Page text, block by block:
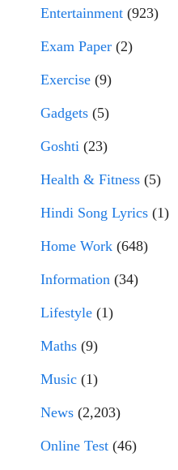
Entertainment (923)
Exam Paper (2)
Exercise (9)
Gadgets (5)
Goshti (23)
Health & Fitness (5)
Hindi Song Lyrics (1)
Home Work (648)
Information (34)
Lifestyle (1)
Maths (9)
Music (1)
News (2,203)
Online Test (46)